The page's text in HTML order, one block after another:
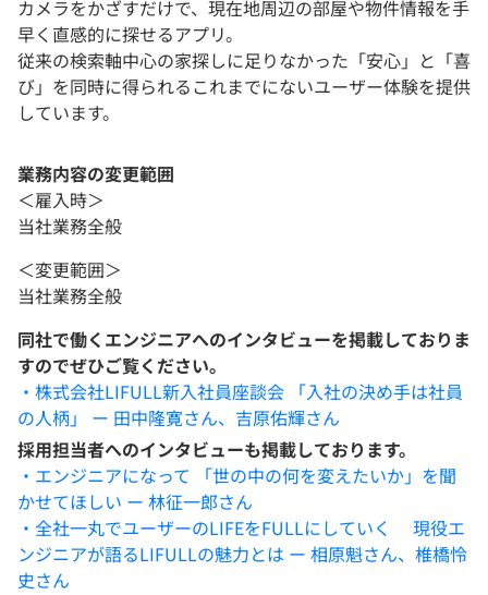
カメラをかざすだけで、現在地周辺の部屋や物件情報を手
早く直感的に探せるアプリ。
従来の検索軸中心の家探しに足りなかった「安心」と「喜
び」を同時に得られるこれまでにないユーザー体験を提供
しています。
業務内容の変更範囲
＜雇入時＞
当社業務全般
＜変更範囲＞
当社業務全般
同社で働くエンジニアへのインタビューを掲載しておりま
すのでぜひご覧ください。
・株式会社LIFULL新入社員座談会 「入社の決め手は社員
の人柄」 ー 田中隆寛さん、吉原佑輝さん
採用担当者へのインタビューも掲載しております。
・エンジニアになって 「世の中の何を変えたいか」を聞
かせてほしい ー 林征一郎さん
・全社一丸でユーザーのLIFEをFULLにしていく 現役エ
ンジニアが語るLIFULLの魅力とは ー 相原魁さん、椎橋怜
史さん